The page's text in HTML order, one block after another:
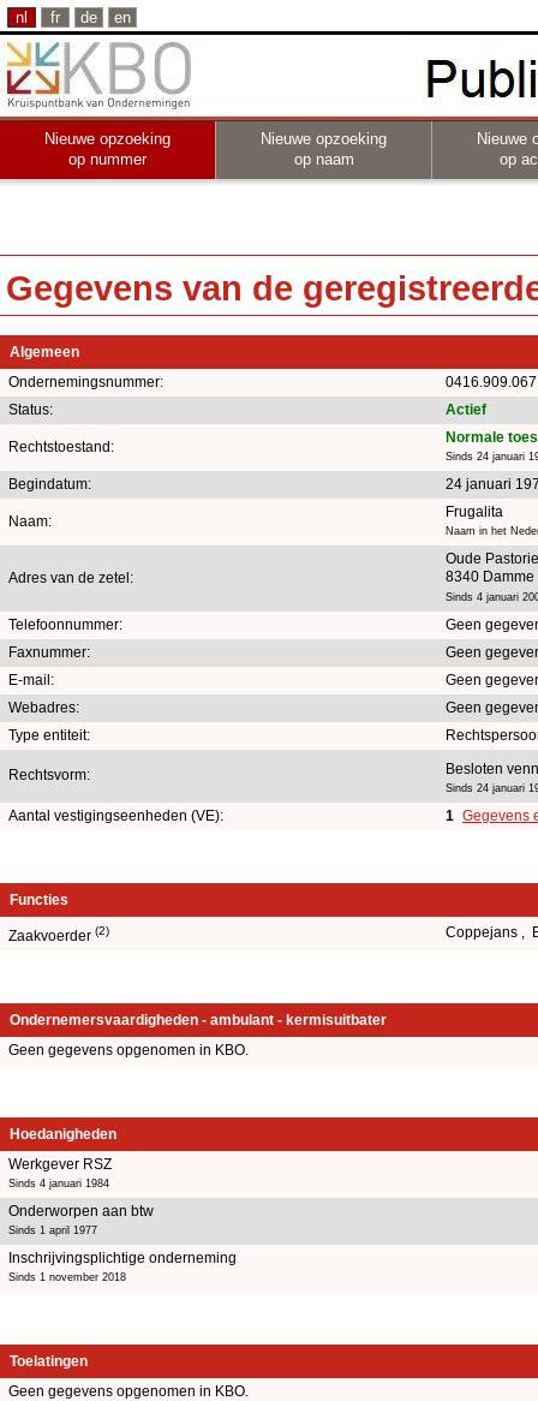
nl fr de en
Nieuwe opzoeking
op nummer
Nieuwe opzoeking
op naam
Nieuwe
op
Gegevens van de
Algemeen
Ondernemingsnummer:
0416.909.067
Status:
Actief
Rechtstoestand:
Normale
Sinds 24 januari
Begindatum: 24 januari
Naam:
Frugalita
Naam in het
Adres van de zetel:
Oude
8340 Damme
Sinds 4 januari
Telefoonnummer:
Geen
Faxnummer:
Geen
E-mail:
Geen
Webadres:
Geen
Type entiteit:
Rechtsvorm: Besloten
Sinds 24 januari
Aantal vestigingseenheden (VE): 1 Gegevens
Functies
Zaakvoerder (2) Coppejans ,
Ondernemersvaardigheden - ambulant - kermisuitbater
Geen gegevens opgenomen in KBO.
Hoedanigheden
Werkgever RSZ
Sinds 4 januari 1984
Onderworpen aan btw
Sinds 1 april 1977
Inschrijvingsplichtige onderneming
Sinds 1 november 2018
Toelatingen
Geen gegevens opgenomen in KBO.